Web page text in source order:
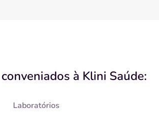
à Klini Saúde:
Laboratórios